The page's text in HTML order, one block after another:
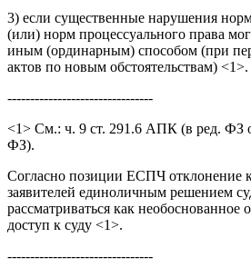
3) если существенные нарушения
(или) норм процессуального права
иным (ординарным) способом (при
актов по новым обстоятельствам) <1>.
--------------------------------
<1> См.: ч. 9 ст. 291.6 АПК (в ред. ФЗ
ФЗ).
Согласно позиции ЕСПЧ отклонение
заявителей единоличным решением
рассматриваться как необоснованное
доступ к суду <1>.
--------------------------------